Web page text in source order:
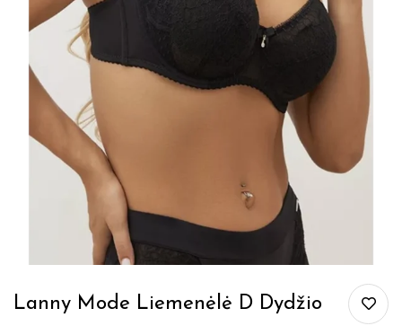
Lanny Mode Liemenėlė D Dydžio